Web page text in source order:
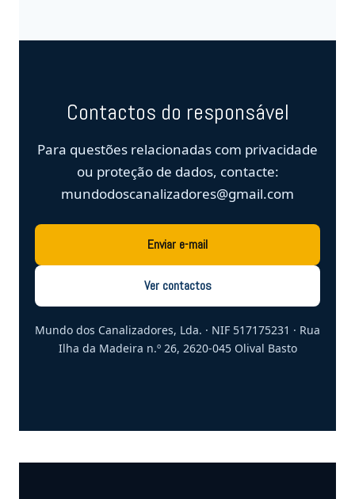
Contactos do responsável
Para questões relacionadas com privacidade
ou proteção de dados, contacte:
mundodoscanalizadores@gmail.com
Enviar e-mail
Ver contactos
Mundo dos Canalizadores, Lda. · NIF 517175231 · Rua
Ilha da Madeira n.º 26, 2620-045 Olival Basto